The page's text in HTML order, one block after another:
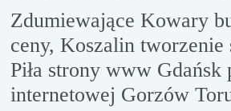
Zdumiewające Kowary
ceny, Koszalin
Piła strony www
internetowej Gorzów